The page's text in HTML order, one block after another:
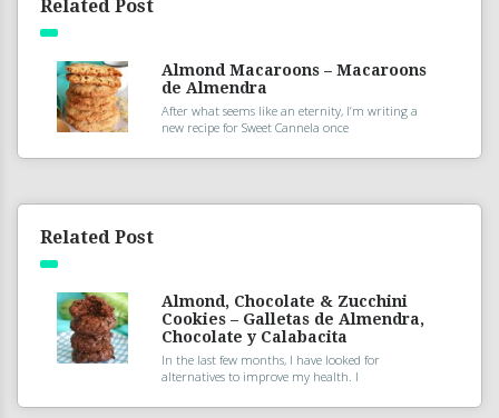
Related Post
Almond Macaroons – Macaroons
de Almendra
After what seems like an eternity, I’m writing a
new recipe for Sweet Cannela once
Related Post
Almond, Chocolate & Zucchini
Cookies – Galletas de Almendra,
Chocolate y Calabacita
In the last few months, I have looked for
alternatives to improve my health. I